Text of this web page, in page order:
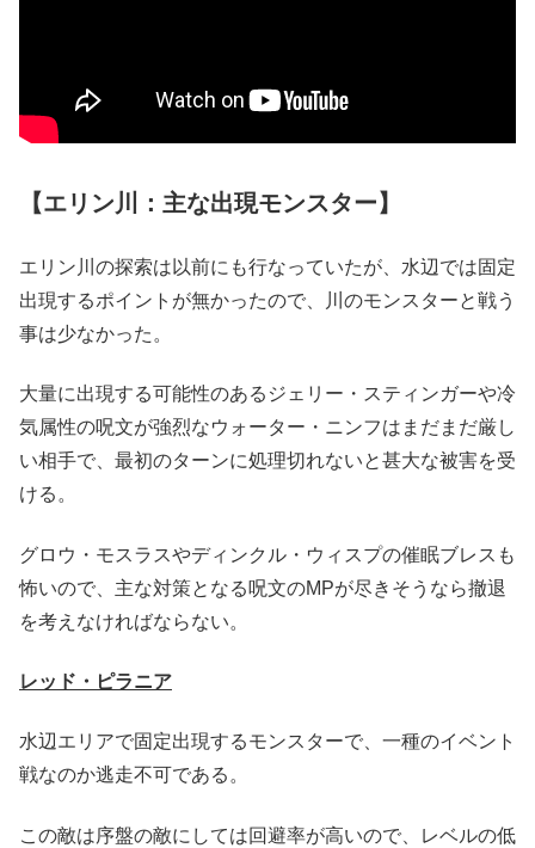
【エリン川：主な出現モンスター】
エリン川の探索は以前にも行なっていたが、水辺では固定
出現するポイントが無かったので、川のモンスターと戦う
事は少なかった。
大量に出現する可能性のあるジェリー・スティンガーや冷
気属性の呪文が強烈なウォーター・ニンフはまだまだ厳し
い相手で、最初のターンに処理切れないと甚大な被害を受
ける。
グロウ・モスラスやディンクル・ウィスプの催眠ブレスも
怖いので、主な対策となる呪文のMPが尽きそうなら撤退
を考えなければならない。
レッド・ピラニア
水辺エリアで固定出現するモンスターで、一種のイベント
戦なのか逃走不可である。
この敵は序盤の敵にしては回避率が高いので、レベルの低